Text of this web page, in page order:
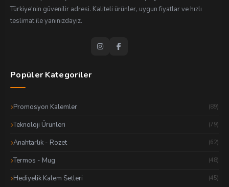
Türkiye'nin güvenilir adresi. Kaliteli ürünler, uygun fiyatlar ve hızlı
teslimat ile yanınızdayız.
Popüler Kategoriler
Promosyon Kalemler (89)
Teknoloji Ürünleri (79)
Anahtarlık - Rozet (62)
Termos - Mug (48)
Hediyelik Kalem Setleri (45)